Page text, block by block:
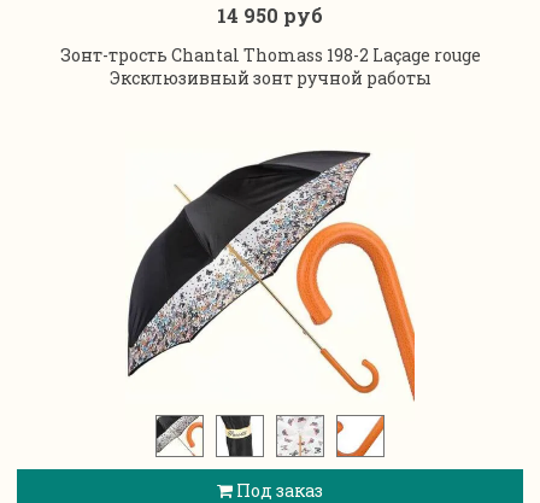
14 950 руб
Зонт-трость Chantal Thomass 198-2 Laçage rouge
Эксклюзивный зонт ручной работы
Под заказ